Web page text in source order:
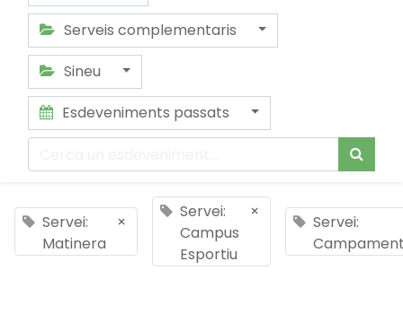
Serveis complementaris
Sineu
Esdeveniments passats
Servei:
Matinera
×
Servei:
Campus
Esportiu
×
Servei: